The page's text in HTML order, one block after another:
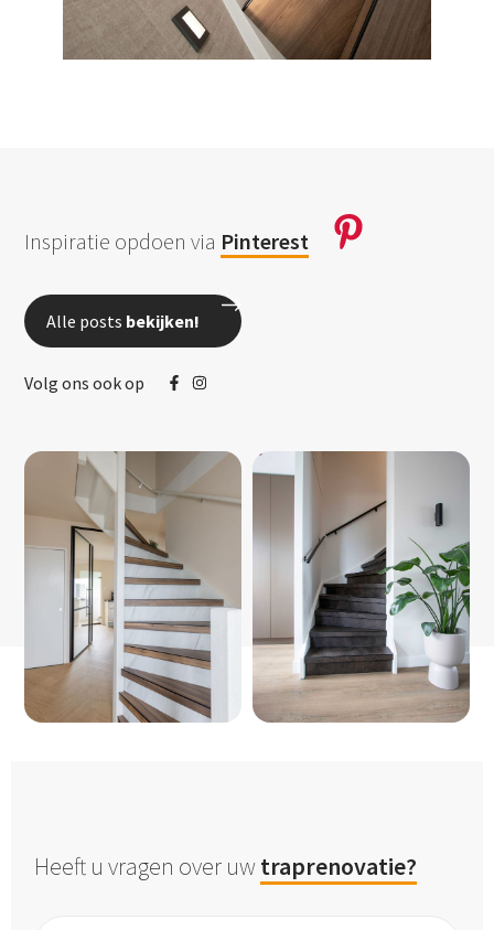
Inspiratie opdoen via Pinterest
Alle posts bekijken!
Volg ons ook op
Heeft u vragen over uwtraprenovatie?